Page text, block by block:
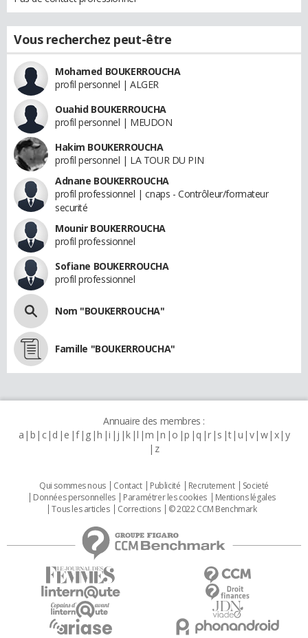
Vous recherchez peut-être
Mohamed BOUKERROUCHA
profil personnel | ALGER
Ouahid BOUKERROUCHA
profil personnel | MEUDON
Hakim BOUKERROUCHA
profil personnel | LA TOUR DU PIN
Adnane BOUKERROUCHA
profil professionnel | cnaps - Contrôleur/formateur
securité
Mounir BOUKERROUCHA
profil professionnel
Sofiane BOUKERROUCHA
profil professionnel
Nom "BOUKERROUCHA"
Famille "BOUKERROUCHA"
Annuaire des membres :
a b c d e f g h i j k l m n o p q r s t u v w x y
z
Qui sommes nous Contact Publicité Recrutement
Societé
Données personnelles
Paramétrer les cookies
Mentions légales
Tous les articles
Corrections © 2022 CCM Benchmark